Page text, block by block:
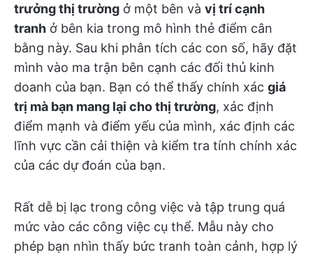
trưởng thị trường ở một bên và vị trí cạnh
tranh ở bên kia trong mô hình thẻ điểm cân
bằng này. Sau khi phân tích các con số, hãy đặt
mình vào ma trận bên cạnh các đối thủ kinh
doanh của bạn. Bạn có thể thấy chính xác giá
trị mà bạn mang lại cho thị trường, xác định
điểm mạnh và điểm yếu của mình, xác định các
lĩnh vực cần cải thiện và kiểm tra tính chính xác
của các dự đoán của bạn.
Rất dễ bị lạc trong công việc và tập trung quá
mức vào các công việc cụ thể. Mẫu này cho
phép bạn nhìn thấy bức tranh toàn cảnh, hợp lý